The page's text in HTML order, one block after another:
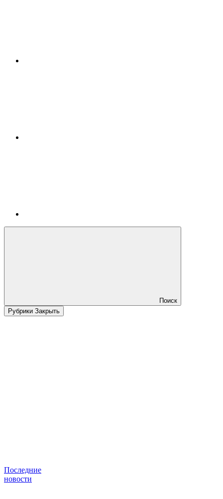
Поиск
Рубрики Закрыть
Последние
новости